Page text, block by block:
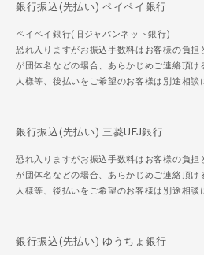
銀行振込(先払い) ペイペイ銀行
ペイペイ銀行(旧ジャパンネット銀行)
恐れ入りますがお振込手数料はお客様の負
が団体名などの場合、あらかじめご連絡頂
人様等、後払いをご希望のお客様は別途相談
銀行振込(先払い) 三菱UFJ銀行
恐れ入りますがお振込手数料はお客様の負
が団体名などの場合、あらかじめご連絡頂
人様等、後払いをご希望のお客様は別途相談
銀行振込(先払い) ゆうちょ銀行